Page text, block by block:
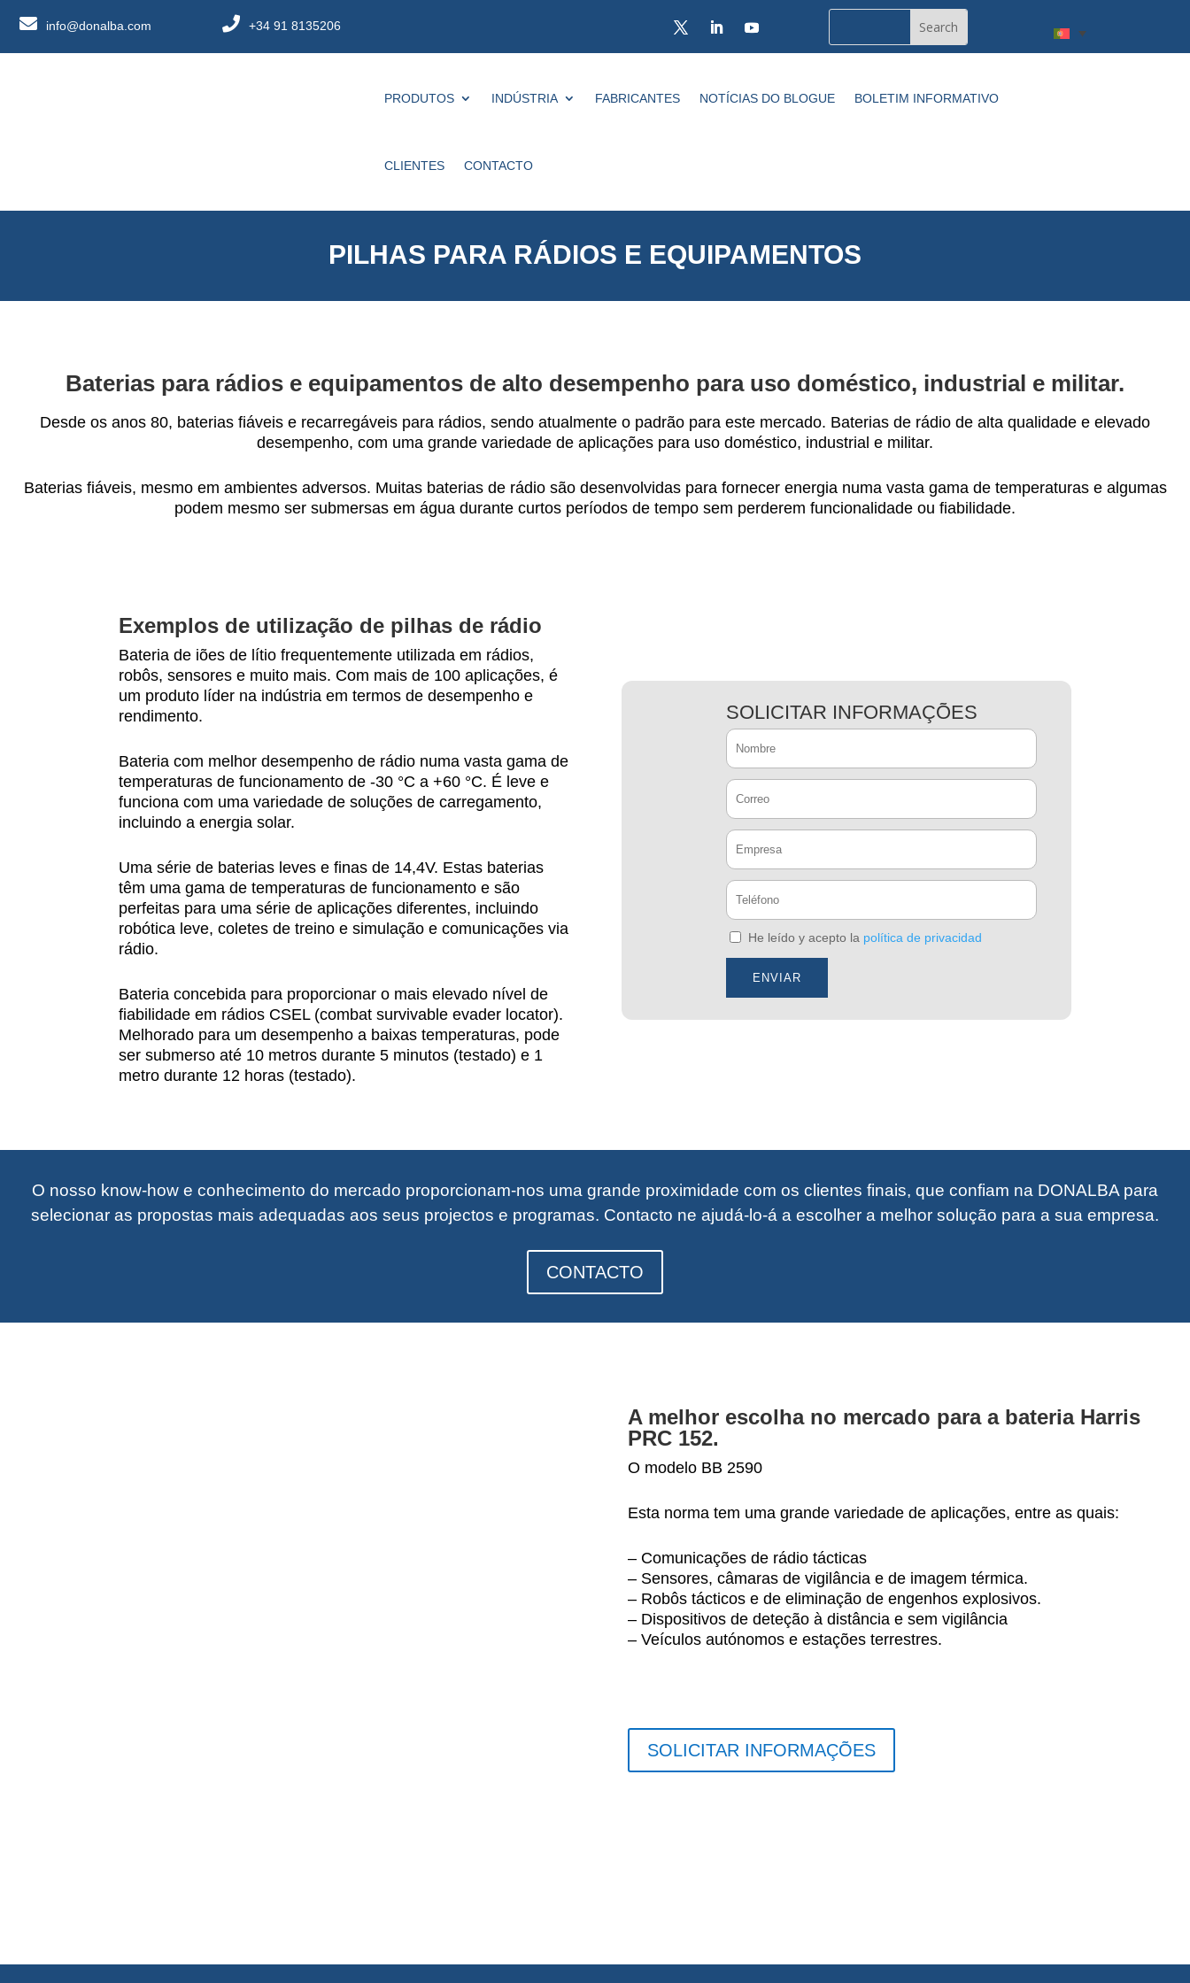
info@donalba.com +34 91 8135206
PRODUTOS INDÚSTRIA FABRICANTES NOTÍCIAS DO BLOGUE BOLETIM INFORMATIVO
CLIENTES CONTACTO
PILHAS PARA RÁDIOS E EQUIPAMENTOS
Baterias para rádios e equipamentos de alto desempenho para uso doméstico, industrial e militar.
Desde os anos 80, baterias fiáveis e recarregáveis para rádios, sendo atualmente o padrão para este mercado. Baterias de rádio de alta qualidade e elevado
desempenho, com uma grande variedade de aplicações para uso doméstico, industrial e militar.
Baterias fiáveis, mesmo em ambientes adversos. Muitas baterias de rádio são desenvolvidas para fornecer energia numa vasta gama de temperaturas e algumas
podem mesmo ser submersas em água durante curtos períodos de tempo sem perderem funcionalidade ou fiabilidade.
Exemplos de utilização de pilhas de rádio
Bateria de iões de lítio frequentemente utilizada em rádios,
robôs, sensores e muito mais. Com mais de 100 aplicações, é
um produto líder na indústria em termos de desempenho e
rendimento.
Bateria com melhor desempenho de rádio numa vasta gama de
temperaturas de funcionamento de -30 °C a +60 °C. É leve e
funciona com uma variedade de soluções de carregamento,
incluindo a energia solar.
Uma série de baterias leves e finas de 14,4V. Estas baterias
têm uma gama de temperaturas de funcionamento e são
perfeitas para uma série de aplicações diferentes, incluindo
robótica leve, coletes de treino e simulação e comunicações via
rádio.
Bateria concebida para proporcionar o mais elevado nível de
fiabilidade em rádios CSEL (combat survivable evader locator).
Melhorado para um desempenho a baixas temperaturas, pode
ser submerso até 10 metros durante 5 minutos (testado) e 1
metro durante 12 horas (testado).
SOLICITAR INFORMAÇÕES
He leído y acepto la política de privacidad
O nosso know-how e conhecimento do mercado proporcionam-nos uma grande proximidade com os clientes finais, que confiam na DONALBA para
selecionar as propostas mais adequadas aos seus projectos e programas. Contacto ne ajudá-lo-á a escolher a melhor solução para a sua empresa.
CONTACTO
A melhor escolha no mercado para a bateria Harris
PRC 152.
O modelo BB 2590
Esta norma tem uma grande variedade de aplicações, entre as quais:
– Comunicações de rádio tácticas
– Sensores, câmaras de vigilância e de imagem térmica.
– Robôs tácticos e de eliminação de engenhos explosivos.
– Dispositivos de deteção à distância e sem vigilância
– Veículos autónomos e estações terrestres.
SOLICITAR INFORMAÇÕES